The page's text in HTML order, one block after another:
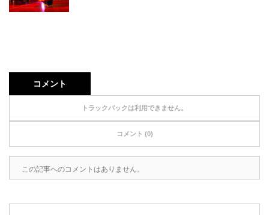
コメント
トラックバックは利用できません。
コメント (0)
この記事へのコメントはありません。